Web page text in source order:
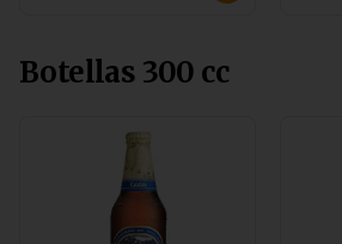
Botellas 300 cc